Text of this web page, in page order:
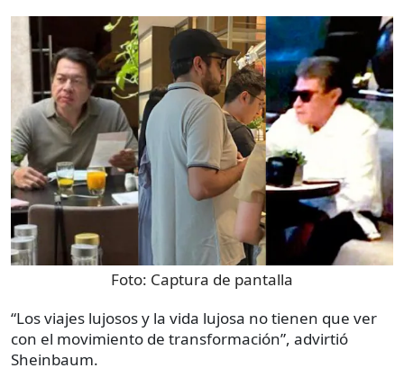
Foto: Captura de pantalla
“Los viajes lujosos y la vida lujosa no tienen que ver
con el movimiento de transformación”, advirtió
Sheinbaum.